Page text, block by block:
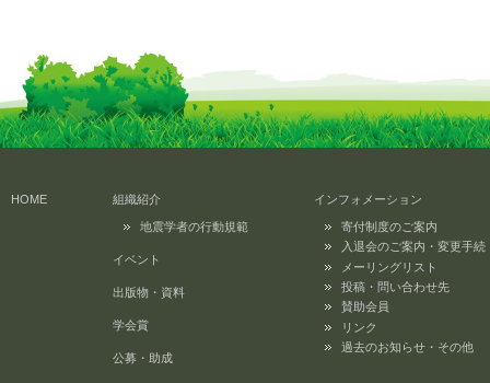
HOME 組織紹介
地震学者の行動規範
イベント
出版物・資料
学会賞
公募・助成
インフォメーション
寄付制度のご案内
入退会のご案内・変更手続
メーリングリスト
投稿・問い合わせ先
賛助会員
リンク
過去のお知らせ・その他